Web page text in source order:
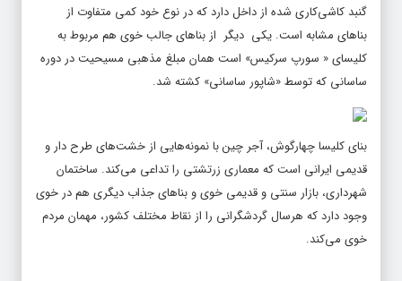
گنبد کاشی‌کاری شده از داخل دارد که در نوع خود کمی متفاوت از
بناهای مشابه است. یکی دیگر از بناهای جالب خوی هم مربوط به
کلیسای « سورپ سرکیس» است همان مبلغ مذهبی مسیحیت در دوره
ساسانی که توسط «شاپور ساسانی» کشته شد.
بنای کلیسا چهارگوش، آجر چین با نمونه‌هایی از خشت‌های طرح دار و
قدیمی ایرانی است که معماری زرتشتی را تداعی می‌کند. ساختمان
شهرداری، بازار سنتی و قدیمی خوی و بناهای جذاب دیگری هم در خوی
وجود دارد که هرسال گردشگرانی را از نقاط مختلف کشور، مهمان مردم
خوی می‌کند.